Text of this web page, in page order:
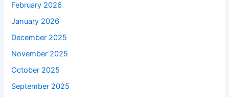
February 2026
January 2026
December 2025
November 2025
October 2025
September 2025